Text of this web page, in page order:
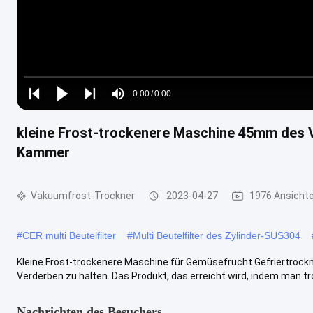
Play
Play
Play
Mute
Time
0:00/0:00
Loaded:
0%
kleine Frost-trockenere Maschine 45mm
Kammer
Vakuumfrost-Trockner 2023-04-27 1976
#CER multi Beutelfilter #Multi Beutelfilter des Zylinder-SUS304
Kleine Frost-trockenere Maschine für Gemüsefrucht
Verderben zu halten. Das Produkt, das erreicht wird, indem man